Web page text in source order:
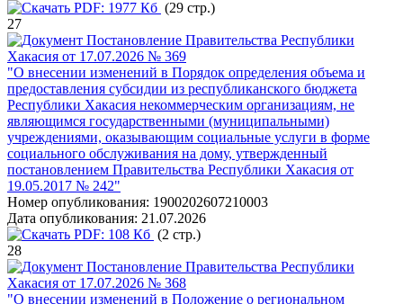
PDF: 1977 Кб (29 стр.)
27
Постановление Правительства Республики
Хакасия от 17.07.2026 № 369
"О внесении изменений в Порядок определения объема и
предоставления субсидии из республиканского бюджета
Республики Хакасия некоммерческим организациям, не
являющимся государственными (муниципальными)
учреждениями, оказывающим социальные услуги в форме
социального обслуживания на дому, утвержденный
постановлением Правительства Республики Хакасия от
19.05.2017 № 242"
Номер опубликования: 1900202607210003
Дата опубликования: 21.07.2026
PDF: 108 Кб (2 стр.)
28
Постановление Правительства Республики
Хакасия от 17.07.2026 № 368
"О внесении изменений в Положение о региональном